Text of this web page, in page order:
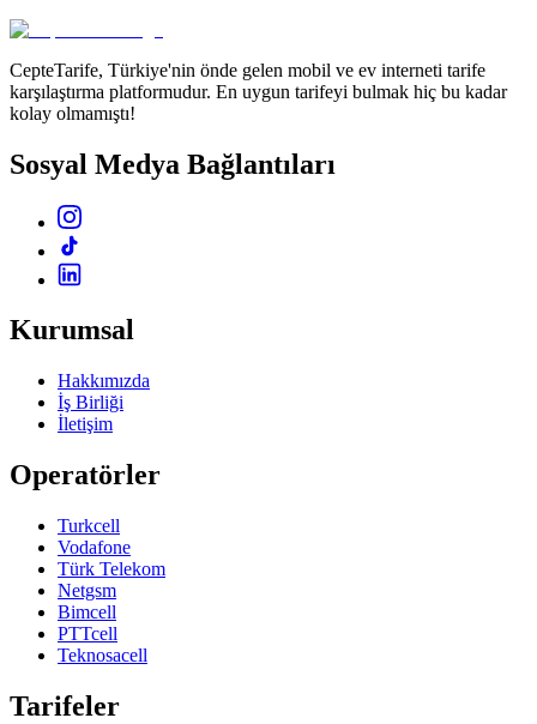
CepteTarife, Türkiye'nin önde gelen mobil ve ev interneti tarife
karşılaştırma platformudur. En uygun tarifeyi bulmak hiç bu kadar
kolay olmamıştı!
Sosyal Medya Bağlantıları
Kurumsal
Hakkımızda
İş Birliği
İletişim
Operatörler
Turkcell
Vodafone
Türk Telekom
Netgsm
Bimcell
PTTcell
Teknosacell
Tarifeler